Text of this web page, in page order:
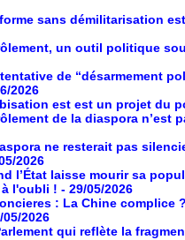
sans démilitarisation
un outil politique
de “désarmement
2026
est est un projet du
de la diaspora n’est
ne resterait pas
2026
l’État laisse mourir sa
à l'oubli ! - 29/05/2026
: La Chine complice
05/2026
qui reflète la